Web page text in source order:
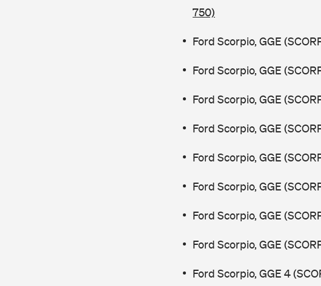
750)
Ford Scorpio, GGE
Ford Scorpio, GGE
Ford Scorpio, GGE
Ford Scorpio, GGE
Ford Scorpio, GGE
Ford Scorpio, GGE
Ford Scorpio, GGE
Ford Scorpio, GGE
Ford Scorpio, GGE 4